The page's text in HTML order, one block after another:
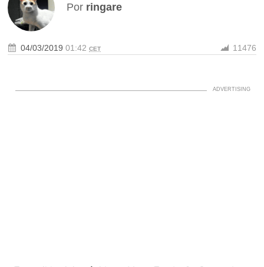
Por ringare
04/03/2019 01:42CET 11476